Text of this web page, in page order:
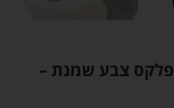
סלקל נשכב Flex פלקס צבע שמנת –